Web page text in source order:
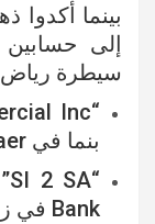
إلى
سيطرة رياض
بنما في Julius Baer
Bank في زيورخ.